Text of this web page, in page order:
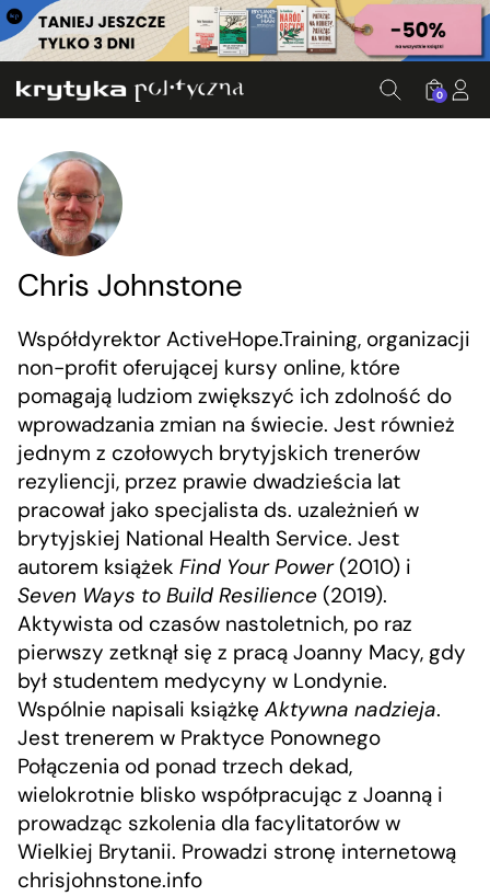
0
Chris Johnstone
Współdyrektor ActiveHope.Training, organizacji
non-profit oferującej kursy online, które
pomagają ludziom zwiększyć ich zdolność do
wprowadzania zmian na świecie. Jest również
jednym z czołowych brytyjskich trenerów
rezyliencji, przez prawie dwadzieścia lat
pracował jako specjalista ds. uzależnień w
brytyjskiej National Health Service. Jest
autorem książek Find Your Power(2010) i
Seven Ways to Build Resilience (2019).
Aktywista od czasów nastoletnich, po raz
pierwszy zetknął się z pracą Joanny Macy, gdy
był studentem medycyny w Londynie.
Wspólnie napisali książkę Aktywna nadzieja.
Jest trenerem w Praktyce Ponownego
Połączenia od ponad trzech dekad,
wielokrotnie blisko współpracując z Joanną i
prowadząc szkolenia dla facylitatorów w
Wielkiej Brytanii. Prowadzi stronę internetową
chrisjohnstone.info